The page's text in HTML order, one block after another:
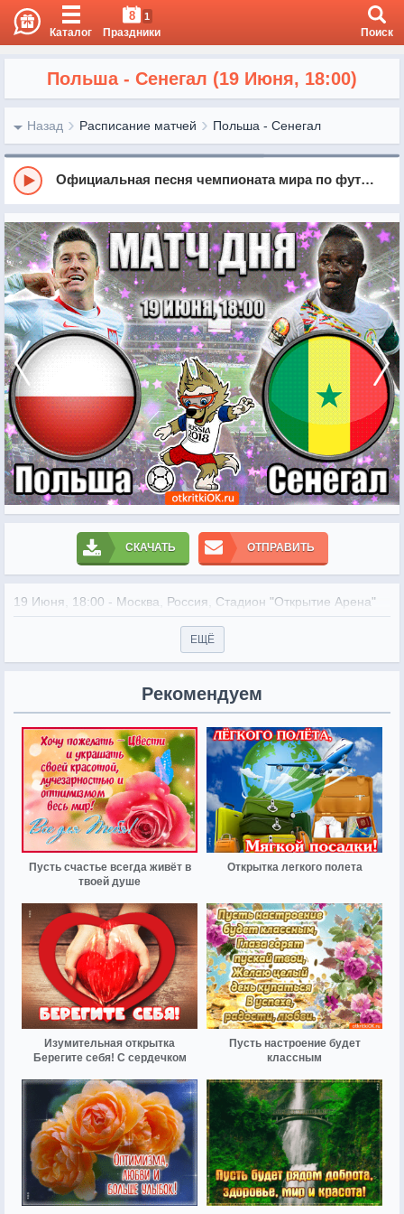
Каталог
8 1
Праздники Поиск
Польша - Сенегал (19 Июня, 18:00)
Назад Расписание матчей Польша - Сенегал
Официальная песня чемпионата мира по футболу 2018 - Россия
СКАЧАТЬ ОТПРАВИТЬ
19 Июня, 18:00 - Москва, Россия, Стадион "Открытие Арена"
ЕЩЁ
Рекомендуем
Пусть счастье всегда живёт в
твоей душе
Открытка легкого полета
Изумительная открытка
Берегите себя! С сердечком
Пусть настроение будет
классным